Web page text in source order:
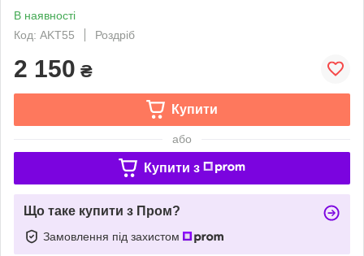
В наявності
Код: AKT55
Роздріб
2 150 ₴
Купити
або
Купити з
Що таке купити з Пром?
Замовлення під захистом